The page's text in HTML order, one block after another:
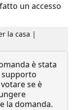
un accesso
la casa |
è stata
supporto
se è
la domanda.